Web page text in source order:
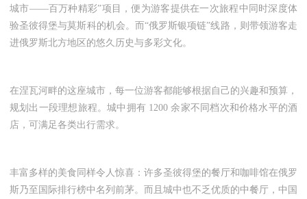
城市——百万种精彩”项目，便为游客提供在一次旅程中同时深度体
验圣彼得堡与莫斯科的机会。而“俄罗斯银项链”线路，则带领游客走
进俄罗斯北方地区的悠久历史与多彩文化。
在涅瓦河畔的这座城市，每一位游客都能够根据自己的兴趣和预算，
规划出一段理想旅程。城中拥有 1200余家不同档次和价格水平的酒
店，可满足各类出行需求。
丰富多样的美食同样令人惊喜：许多圣彼得堡的餐厅和咖啡馆在俄罗
斯乃至国际排行榜中名列前茅。而且城中也不乏优质的中餐厅，中国